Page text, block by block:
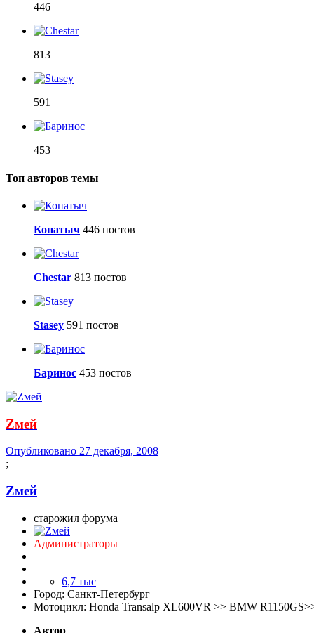
446
813
591
453
Топ авторов темы
Копатыч 446 постов
Сhestar 813 постов
Stasey 591 постов
Баринос 453 постов
Zмей
Опубликовано 27 декабря, 2008
;
Zмей
старожил форума
Администраторы
6,7 тыс
Город: Санкт-Петербург
Мотоцикл: Honda Transalp XL600VR >> BMW
Автор